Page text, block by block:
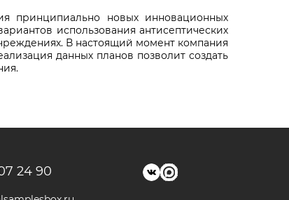
принципиально новых инновационных
использования антисептических
В настоящий момент компания
данных планов позволит создать
24 90